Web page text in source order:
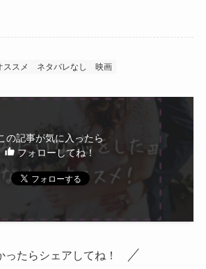
ススメ ネタバレなし 映画
の記事が気に入ったら
フォローしてね！
ったらシェアしてね！